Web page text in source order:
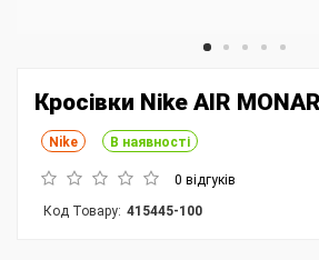
Кросівки Nike AIR
Nike В наявності
0 відгуків
Код Товару: 415445-100